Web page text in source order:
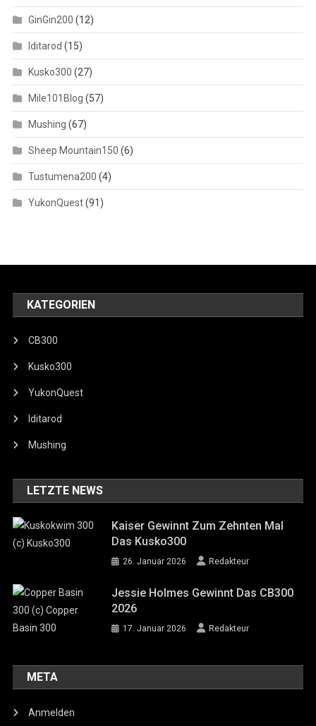
GinGin200 (12)
Iditarod (15)
Kusko300 (27)
Mile101Blog (57)
Mushing (67)
Sheep Mountain150 (6)
Tustumena200 (4)
YukonQuest(91)
KATEGORIEN
CB300
Kusko300
YukonQuest
Iditarod
Mushing
LETZTE NEWS
Kaiser Gewinnt Zum Zehnten Mal
Das Kusko300
26. Januar 2026 Redakteur
Jessie Holmes Gewinnt Das CB300
2026
17. Januar 2026 Redakteur
META
Anmelden